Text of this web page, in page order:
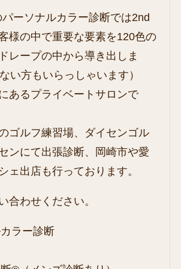
ーソナルカラー診断では2nd
様の中で重要な要素を120色の
レープの中から導き出しま
い方もいらっしゃいます）
あるプライベートサロンで
ゴルフ練習場、ダイセンゴル
ンにて出張診断、岡崎市や愛
ェ出店も行っております。
合わせください。
ラー診断